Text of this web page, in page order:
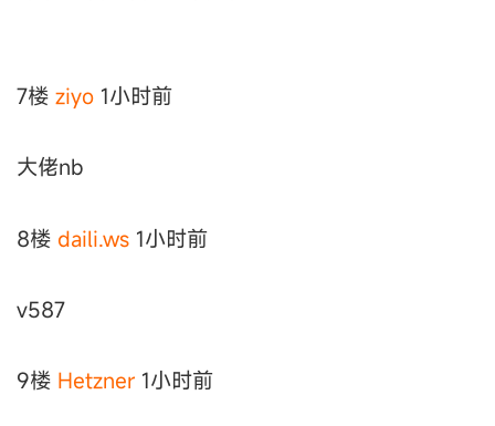
7楼 ziyo 1小时前
大佬nb
8楼 daili.ws 1小时前
v587
9楼 Hetzner 1小时前